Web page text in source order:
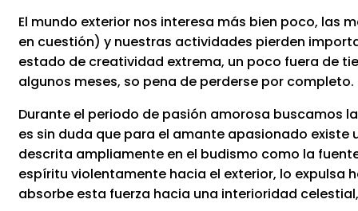
El mundo exterior nos interesa más bien poco, las
en cuestión) y nuestras actividades pierden
estado de creatividad extrema, un poco fuera de
algunos meses, so pena de perderse por completo.
Durante el periodo de pasión amorosa buscamos
es sin duda que para el amante apasionado
descrita ampliamente en el budismo como la
espíritu violentamente hacia el exterior, lo expulsa
absorbe esta fuerza hacia una interioridad